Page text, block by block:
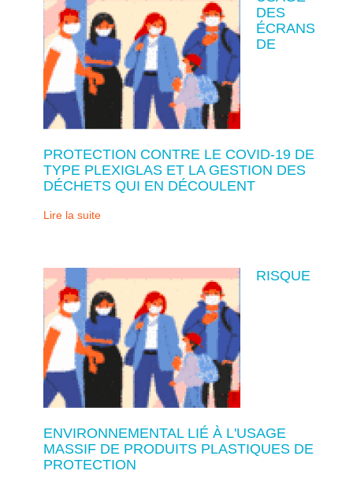
DES
ÉCRANS
DE
PROTECTION CONTRE LE COVID-19 DE
TYPE PLEXIGLAS ET LA GESTION DES
DÉCHETS QUI EN DÉCOULENT
Lire la suite
RISQUE
ENVIRONNEMENTAL LIÉ À L'USAGE
MASSIF DE PRODUITS PLASTIQUES DE
PROTECTION